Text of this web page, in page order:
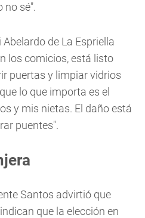
no sé".
de La Espriella
los comicios, está listo
puertas y limpiar vidrios
lo que importa es el
y mis nietas. El daño está
puentes".
Santos advirtió que
que la elección en